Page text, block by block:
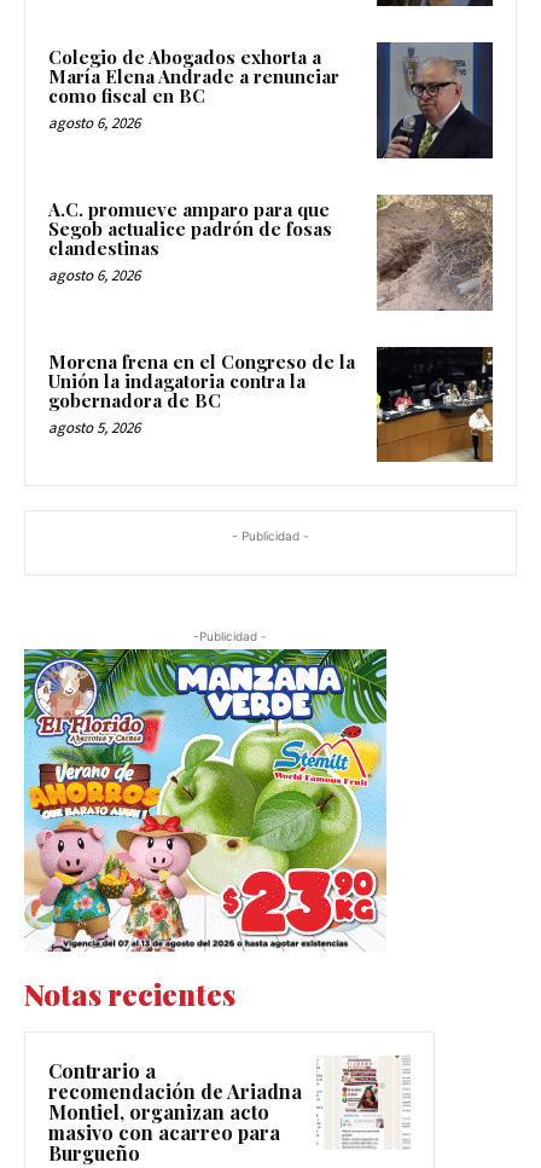
Colegio de Abogados exhorta a
María Elena Andrade a renunciar
como fiscal en BC
agosto 6, 2026
A.C. promueve amparo para que
Segob actualice padrón de fosas
clandestinas
agosto 6, 2026
Morena frena en el Congreso de la
Unión la indagatoria contra la
gobernadora de BC
agosto 5, 2026
- Publicidad -
-Publicidad -
Notas recientes
Contrario a
recomendación de Ariadna
Montiel, organizan acto
masivo con acarreo para
Burgueño